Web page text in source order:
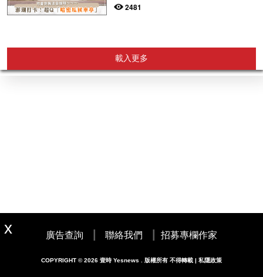
2481
載入更多
廣告查詢 聯絡我們 招募專欄作家
COPYRIGHT © 2026 壹時 Yesnews . 版權所有 不得轉載 | 私隱政策